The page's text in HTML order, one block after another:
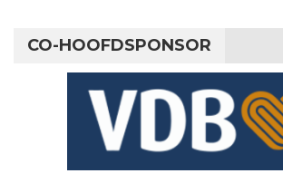
CO-HOOFDSPONSOR